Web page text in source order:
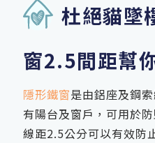
杜絕貓墜
窗2.5間距幫
隱形鐵窗是由鋁座及鋼
有陽台及窗戶，可用於
線距2.5公分可以有效防